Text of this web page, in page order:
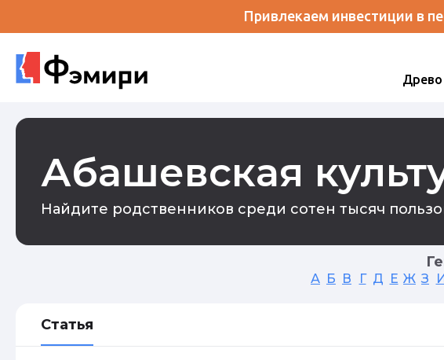
Привлекаем инвестиции в
Древо
Абашевская
Найдите родственников среди сотен тысяч
А Б В Г Д Е Ж З
Статья